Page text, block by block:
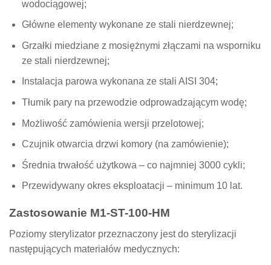
wodociągowej;
Główne elementy wykonane ze stali nierdzewnej;
Grzałki miedziane z mosiężnymi złączami na wsporniku
ze stali nierdzewnej;
Instalacja parowa wykonana ze stali AISI 304;
Tłumik pary na przewodzie odprowadzającym wodę;
Możliwość zamówienia wersji przelotowej;
Czujnik otwarcia drzwi komory (na zamówienie);
Średnia trwałość użytkowa – co najmniej 3000 cykli;
Przewidywany okres eksploatacji – minimum 10 lat.
Zastosowanie M1-ST-100-HM
Poziomy sterylizator przeznaczony jest do sterylizacji
następujących materiałów medycznych: